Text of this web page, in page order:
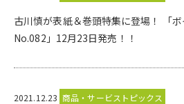
古川慎が表紙＆巻頭特集に登場！ 「
No.082」12月23日発売！！
2021.12.23 商品・サービストピックス